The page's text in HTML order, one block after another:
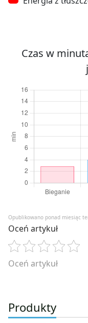
Czas w
Opublikowano ponad miesiąc
Oceń artykuł
Oceń artykuł
Produkty